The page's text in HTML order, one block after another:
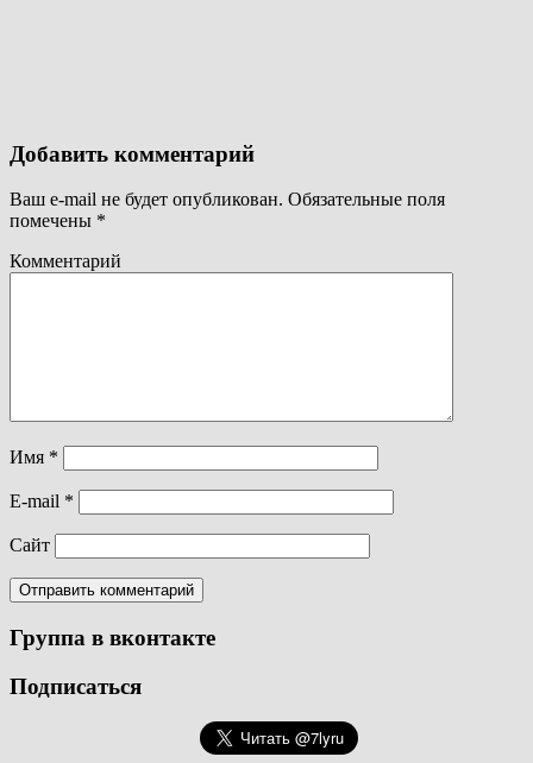
Добавить комментарий
Ваш e-mail не будет опубликован. Обязательные поля
помечены *
Комментарий
Имя *
E-mail *
Сайт
Группа в вконтакте
Подписаться